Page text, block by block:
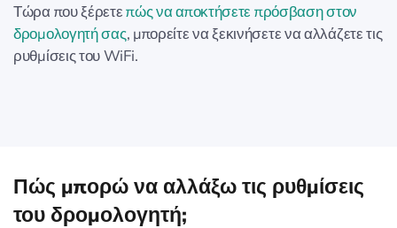
Τώρα που ξέρετεπώς να αποκτήσετε πρόσβαση στον
δρομολογητή σας, μπορείτε να ξεκινήσετε να αλλάζετε τις
ρυθμίσεις του WiFi.
Πώς μπορώ να αλλάξω τις ρυθμίσεις
του δρομολογητή;